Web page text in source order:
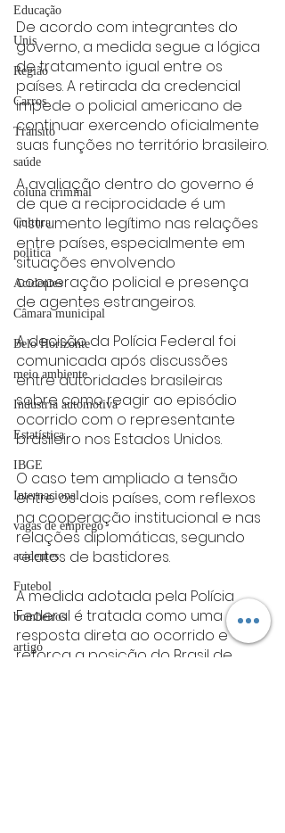
Educação
Unis
Região
Carros
Trânsito
saúde
coluna criminal
Cultura
politica
Acidentes
Câmara municipal
Belo Horizonte
meio ambiente
Industria automotiva
Estatística
IBGE
Internacional
vagas de emprego
acidentes
Futebol
bombeiros
artigo
De acordo com integrantes do
governo, a medida segue a lógica
de tratamento igual entre os
países. A retirada da credencial
impede o policial americano de
continuar exercendo oficialmente
suas funções no território brasileiro.
A avaliação dentro do governo é
de que a reciprocidade é um
instrumento legítimo nas relações
entre países, especialmente em
situações envolvendo
cooperação policial e presença
de agentes estrangeiros.
A decisão da Polícia Federal foi
comunicada após discussões
entre autoridades brasileiras
sobre como reagir ao episódio
ocorrido com o representante
brasileiro nos Estados Unidos.
O caso tem ampliado a tensão
entre os dois países, com reflexos
na cooperação institucional e nas
relações diplomáticas, segundo
relatos de bastidores.
A medida adotada pela Polícia
Federal é tratada como uma
resposta direta ao ocorrido e
reforça a posição do Brasil de